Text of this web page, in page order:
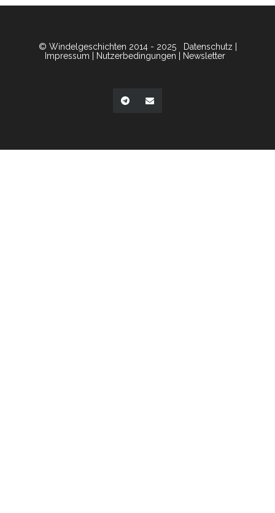
© Windelgeschichten 2014 - 2025 Datenschutz
Impressum
Nutzerbedingungen Newsletter